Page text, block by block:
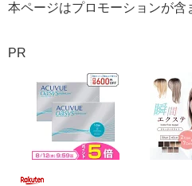
本ページはプロモーションが含
PR